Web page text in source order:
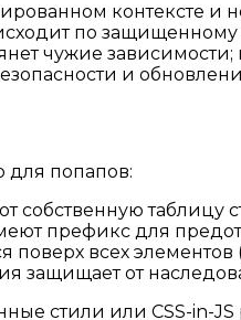
контексте и
по защищенному
чужие
и
для попапов:
собственную таблицу
префикс для
поверх всех элементов
защищает от
стили или CSS-in-